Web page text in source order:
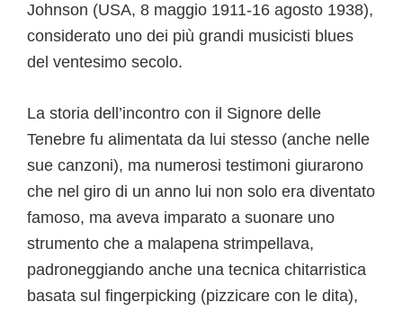
Johnson (USA, 8 maggio 1911-16 agosto 1938),
considerato uno dei più grandi musicisti blues
del ventesimo secolo.
La storia dell’incontro con il Signore delle
Tenebre fu alimentata da lui stesso (anche nelle
sue canzoni), ma numerosi testimoni giurarono
che nel giro di un anno lui non solo era diventato
famoso, ma aveva imparato a suonare uno
strumento che a malapena strimpellava,
padroneggiando anche una tecnica chitarristica
basata sul fingerpicking (pizzicare con le dita),